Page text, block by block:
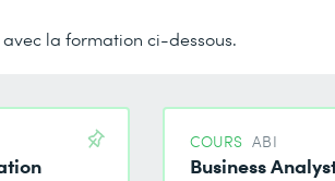
la formation ci-dessous.
COURS ABI
Business